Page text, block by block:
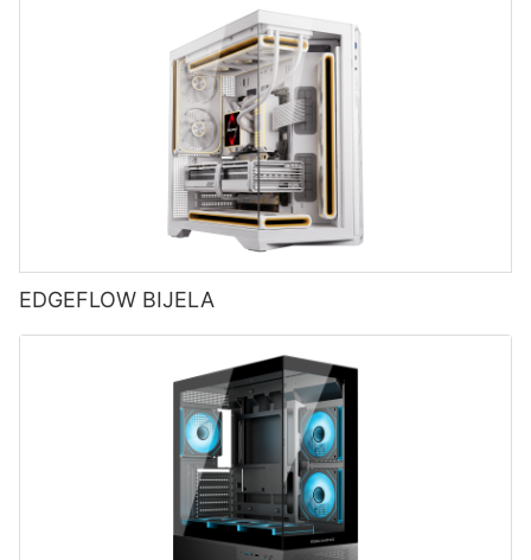
EDGEFLOW BIJELA